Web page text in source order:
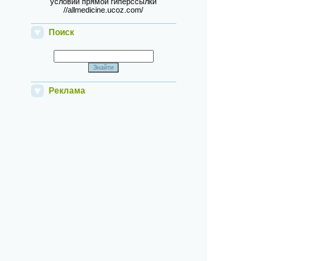
//allmedicine.ucoz.com/
Поиск
Реклама